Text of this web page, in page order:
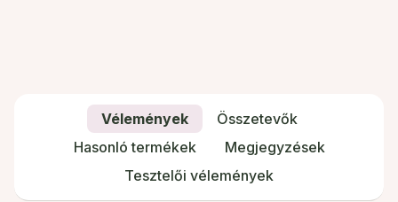
Vélemények
Összetevők
Hasonló termékek
Megjegyzések
Tesztelői vélemények